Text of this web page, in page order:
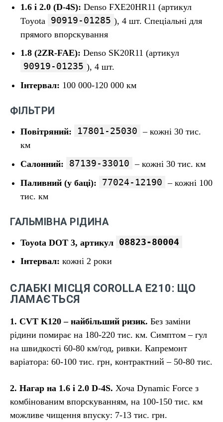
1.6 і 2.0 (D-4S): Denso FXE20HR11 (артикул
Toyota 90919-01285 ), 4 шт. Спеціальні для
прямого впорскування
1.8 (2ZR-FAE): Denso SK20R11 (артикул
90919-01235 ), 4 шт.
Інтервал: 100 000-120 000 км
ФІЛЬТРИ
Повітряний: 17801-25030 – кожні 30 тис.
км
Салонний:
87139-33010 – кожні 30 тис. км
Паливний (у баці):
77024-12190 – кожні 100
тис. км
ГАЛЬМІВНА РІДИНА
Toyota DOT 3, артикул 08823-80004
Інтервал: кожні 2 роки
СЛАБКІ МІСЦЯ COROLLA E210: ЩО
ЛАМАЄТЬСЯ
1. CVT K120 – найбільший ризик. Без заміни
рідини помирає на 180-220 тис. км. Симптом – гул
на швидкості 60-80 км/год, ривки. Капремонт
варіатора: 60-100 тис. грн, контрактний – 50-80 тис.
2. Нагар на 1.6 і 2.0 D-4S. Хоча Dynamic Force з
комбінованим впорскуванням, на 100-150 тис. км
можливе чищення впуску: 7-13 тис. грн.